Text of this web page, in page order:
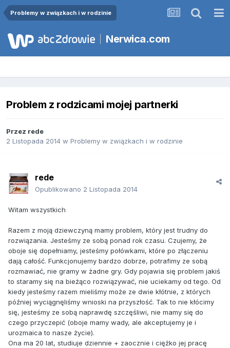
Problemy w związkach i w rodzinie
Nerwica.com
Problem z rodzicami mojej partnerki
Przez rede
2 Listopada 2014 w Problemy w związkach i w rodzinie
rede
Opublikowano 2 Listopada 2014
Witam wszystkich
Razem z moją dziewczyną mamy problem, który jest trudny do
rozwiązania. Jesteśmy ze sobą ponad rok czasu. Czujemy, że
oboje się dopełniamy, jesteśmy połówkami, które po złączeniu
dają całość. Funkcjonujemy bardzo dobrze, potrafimy ze sobą
rozmawiać, nie gramy w żadne gry. Gdy pojawia się problem jakiś
to staramy się na bieżąco rozwiązywać, nie uciekamy od tego. Od
kiedy jesteśmy razem mieliśmy może ze dwie kłótnie, z których
później wyciągnęliśmy wnioski na przyszłość. Tak to nie kłócimy
się, jesteśmy ze sobą naprawdę szczęśliwi, nie mamy się do
czego przyczepić (oboje mamy wady, ale akceptujemy je i
urozmaica to nasze życie).
Ona ma 20 lat, studiuje dziennie + zaocznie i ciężko jej pracę